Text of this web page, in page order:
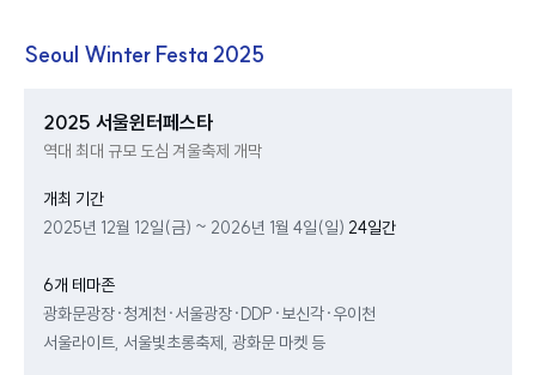
Seoul Winter Festa 2025
2025 서울윈터페스타
역대 최대 규모 도심 겨울축제 개막
개최 기간
2025년 12월 12일(금) ~ 2026년 1월 4일(일) 24일간
6개 테마존
광화문광장·청계천·서울광장·DDP·보신각·우이천
서울라이트, 서울빛초롱축제, 광화문 마켓 등